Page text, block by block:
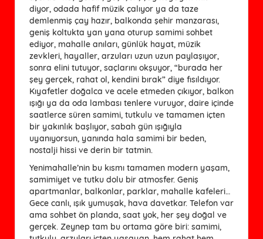
diyor, odada hafif müzik çalıyor ya da taze
demlenmiş çay hazır, balkonda şehir manzarası,
geniş koltukta yan yana oturup samimi sohbet
ediyor, mahalle anıları, günlük hayat, müzik
zevkleri, hayaller, arzuları uzun uzun paylaşıyor,
sonra elini tutuyor, saçlarını okşuyor, “burada her
şey gerçek, rahat ol, kendini bırak” diye fısıldıyor.
Kıyafetler doğalca ve acele etmeden çıkıyor, balkon
ışığı ya da oda lambası tenlere vuruyor, daire içinde
saatlerce süren samimi, tutkulu ve tamamen içten
bir yakınlık başlıyor, sabah gün ışığıyla
uyanıyorsun, yanında hala samimi bir beden,
nostalji hissi ve derin bir tatmin.
Yenimahalle’nin bu kısmı tamamen modern yaşam,
samimiyet ve tutku dolu bir atmosfer. Geniş
apartmanlar, balkonlar, parklar, mahalle kafeleri…
Gece canlı, ışık yumuşak, hava davetkar. Telefon var
ama sohbet ön planda, saat yok, her şey doğal ve
gerçek. Zeynep tam bu ortama göre biri: samimi,